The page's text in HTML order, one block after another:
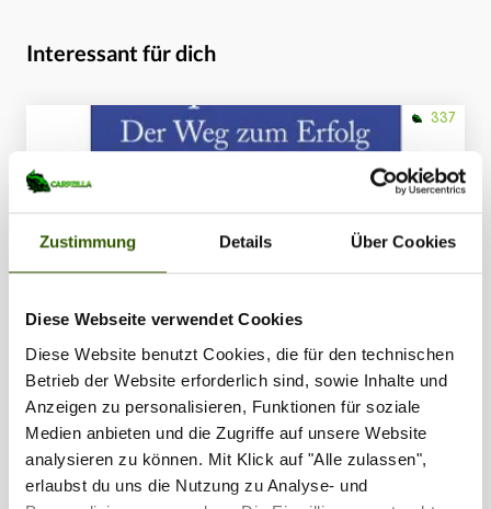
Zustimmung Details Über Cookies
Diese Webseite verwendet Cookies
Diese Website benutzt Cookies, die für den technischen
Betrieb der Website erforderlich sind, sowie Inhalte und
Anzeigen zu personalisieren, Funktionen für soziale
Medien anbieten und die Zugriffe auf unsere Website
analysieren zu können. Mit Klick auf "Alle zulassen",
erlaubst du uns die Nutzung zu Analyse- und
Interessant für dich
Neues Buch: Karpfenköder
337
Produkt-News 14.12.2013
Karpfenköder - Der Weg zum Erfolg, so heißt das neue
Buch im Media-Fishingstore. An dem Werk, welches sich
ausschließlich mit Karpfenködern und der natürlichen